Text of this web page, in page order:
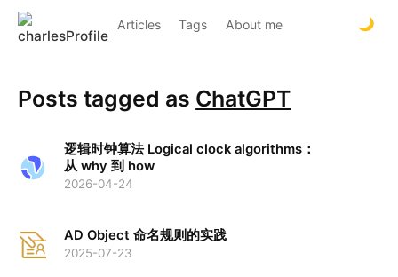
Articles Tags About me
Posts tagged as ChatGPT
逻辑时钟算法 Logical clock algorithms：
从 why 到 how
2026-04-24
AD Object 命名规则的实践
2025-07-23